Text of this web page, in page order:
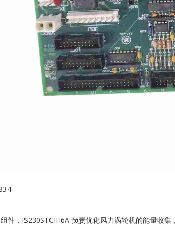
件，IS230STCIH6A 负责优化风力涡轮机的能量收集